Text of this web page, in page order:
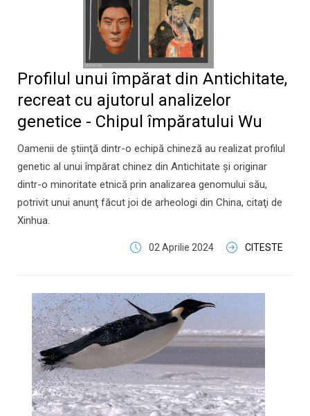
Profilul unui împărat din Antichitate,
recreat cu ajutorul analizelor
genetice - Chipul împăratului Wu
Oamenii de ştiinţă dintr-o echipă chineză au realizat profilul
genetic al unui împărat chinez din Antichitate şi originar
dintr-o minoritate etnică prin analizarea genomului său,
potrivit unui anunţ făcut joi de arheologi din China, citaţi de
Xinhua.
02 Aprilie 2024 CITESTE